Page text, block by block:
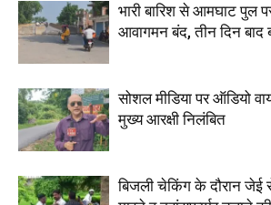
भारी बारिश से आमघाट पुल
आवागमन बंद, तीन दिन बाद
सोशल मीडिया पर ऑडियो
मुख्य आरक्षी निलंबित
बिजली चेकिंग के दौरान